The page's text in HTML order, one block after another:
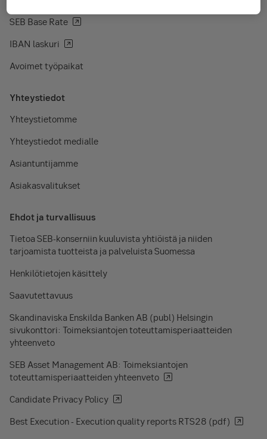
SEB Base Rate
IBAN laskuri
Avoimet työpaikat
Yhteystiedot
Yhteystietomme
Yhteystiedot medialle
Asiantuntijamme
Asiakasvalitukset
Ehdot ja turvallisuus
Tietoa SEB-konserniin kuuluvista yhtiöistä ja niiden
tarjoamista tuotteista ja palveluista Suomessa
Henkilötietojen käsittely
Saavutettavuus
Skandinaviska Enskilda Banken AB (publ) Helsingin
sivukonttori: Toimeksiantojen toteuttamisperiaatteiden
yhteenveto
SEB Asset Management AB: Toimeksiantojen
toteuttamisperiaatteiden yhteenveto
Candidate Privacy Policy
Best Execution - Execution quality reports RTS28 (pdf)